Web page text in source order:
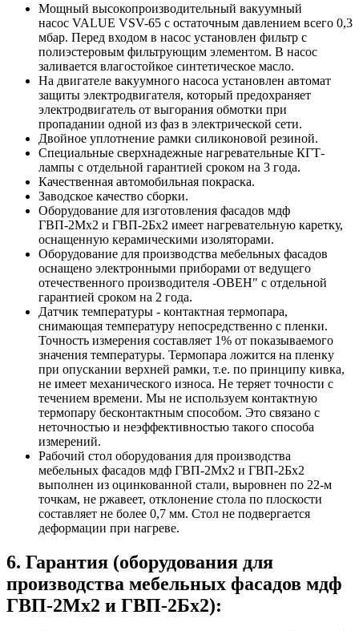
Мощный высокопроизводительный вакуумный
насос VALUE VSV-65 с остаточным давлением всего 0,3
мбар. Перед входом в насос установлен фильтр с
полиэстеровым фильтрующим элементом. В насос
заливается влагостойкое синтетическое масло.
На двигателе вакуумного насоса установлен автомат
защиты электродвигателя, который предохраняет
электродвигатель от выгорания обмотки при
пропадании одной из фаз в электрической сети.
Двойное уплотнение рамки силиконовой резиной.
Специальные сверхнадежные нагревательные КГТ-
лампы с отдельной гарантией сроком на 3 года.
Качественная автомобильная покраска.
Заводское качество сборки.
Оборудование для изготовления фасадов мдф
ГВП-2Мх2 и ГВП-2Бх2 имеет нагревательную каретку,
оснащенную керамическими изоляторами.
Оборудование для производства мебельных фасадов
оснащено электронными приборами от ведущего
отечественного производителя -ОВЕН" с отдельной
гарантией сроком на 2 года.
Датчик температуры - контактная термопара,
снимающая температуру непосредственно с пленки.
Точность измерения составляет 1% от показываемого
значения температуры. Термопара ложится на пленку
при опускании верхней рамки, т.е. по принципу кивка,
не имеет механического износа. Не теряет точности с
течением времени. Мы не используем контактную
термопару бесконтактным способом. Это связано с
неточностью и неэффективностью такого способа
измерений.
Рабочий стол оборудования для производства
мебельных фасадов мдф ГВП-2Мх2 и ГВП-2Бх2
выполнен из оцинкованной стали, выровнен по 22-м
точкам, не ржавеет, отклонение стола по плоскости
составляет не более 0,7 мм. Стол не подвергается
деформации при нагреве.
6. Гарантия (оборудования для
производства мебельных фасадов мдф
ГВП-2Мх2 и ГВП-2Бх2):